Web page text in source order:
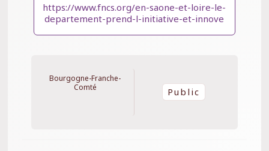
https://www.fncs.org/en-saone-et-loire-le-
departement-prend-l-initiative-et-innove
Bourgogne-Franche-
Comté
Public